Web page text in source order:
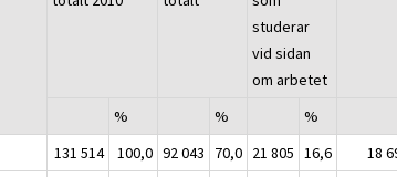
studerar
vid sidan
om arbetet
% %
%
131 514 100,0 92 043 70,0 21 805 16,6
18